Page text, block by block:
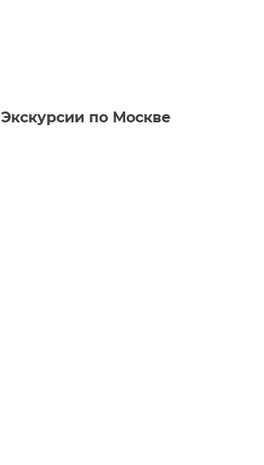
Экскурсии по Москве